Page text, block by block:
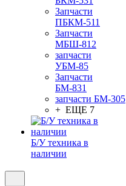
Запчасти
ПБКМ-511
Запчасти
МБШ-812
запчасти
УБМ-85
Запчасти
БМ-831
запчасти БМ-305
+ ЕЩЕ 7
Б/У техника в
наличии